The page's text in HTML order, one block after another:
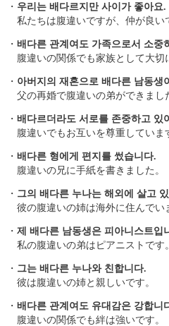
・ 우리는 배다르지만 사이가 좋아요.
私たちは腹違いですが、仲が良い
・ 배다른 관계여도 가족으로서 소중
腹違いの関係でも家族として大切
・ 아버지의 재혼으로 배다른 남동생
父の再婚で腹違いの弟ができまし
・ 배다르더라도 서로를 존중하고 있
腹違いでもお互いを尊重していま
・ 배다른 형에게 편지를 썼습니다.
腹違いの兄に手紙を書きました。
・ 그의 배다른 누나는 해외에 살고
彼の腹違いの姉は海外に住んでい
・ 제 배다른 남동생은 피아니스트입
私の腹違いの弟はピアニストです。
・ 그는 배다른 누나와 친합니다.
彼は腹違いの姉と親しいです。
・ 배다른 관계여도 유대감은 강합니
腹違いの関係でも絆は強いです。